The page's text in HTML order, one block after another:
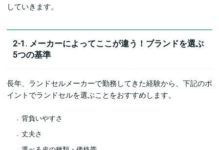
していきます。
2-1. メーカーによってここが違う！ブランドを選ぶ
5つの基準
長年、ランドセルメーカーで勤務してきた経験から、下記のポ
イントでランドセルを選ぶことをおすすめします。
背負いやすさ
丈夫さ